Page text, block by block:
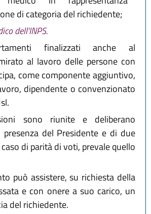
di categoria del richiedente;
dell'INPS.
finalizzati anche al
al lavoro delle persone con
come componente aggiuntivo,
dipendente o convenzionato
sono riunite e deliberano
del Presidente e di due
di parità di voti, prevale quello
può assistere, su richiesta della
e con onere a suo carico, un
del richiedente.